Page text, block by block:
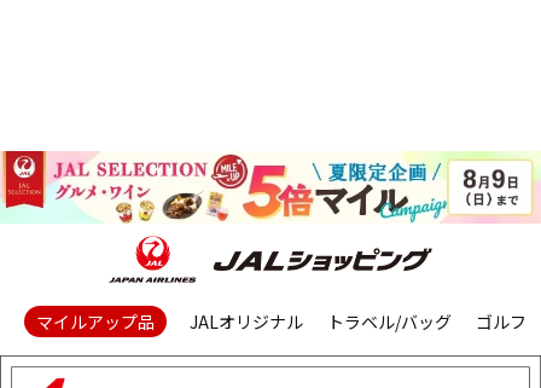
マイルアップ品 JALオリジナル トラベル/バッグ ゴルフ